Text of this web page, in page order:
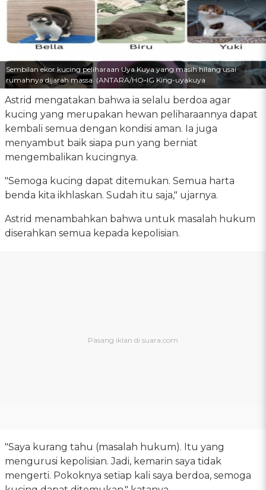
Sembilan ekor kucing peliharaan Uya Kuya yang masih hilang usai
rumahnya dijarah massa. (ANTARA/HO-IG King-uyakuya
Astrid mengatakan bahwa ia selalu berdoa agar
kucing yang merupakan hewan peliharaannya dapat
kembali semua dengan kondisi aman. Ia juga
menyambut baik siapa pun yang berniat
mengembalikan kucingnya.
"Semoga kucing dapat ditemukan. Semua harta
benda kita ikhlaskan. Sudah itu saja," ujarnya.
Astrid menambahkan bahwa untuk masalah hukum
diserahkan semua kepada kepolisian.
"Saya kurang tahu (masalah hukum). Itu yang
mengurusi kepolisian. Jadi, kemarin saya tidak
mengerti. Pokoknya setiap kali saya berdoa, semoga